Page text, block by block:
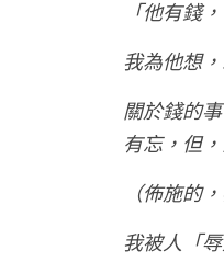
「他有錢
我為他想
關於錢的
有忘，但
（佈施的
我被人「